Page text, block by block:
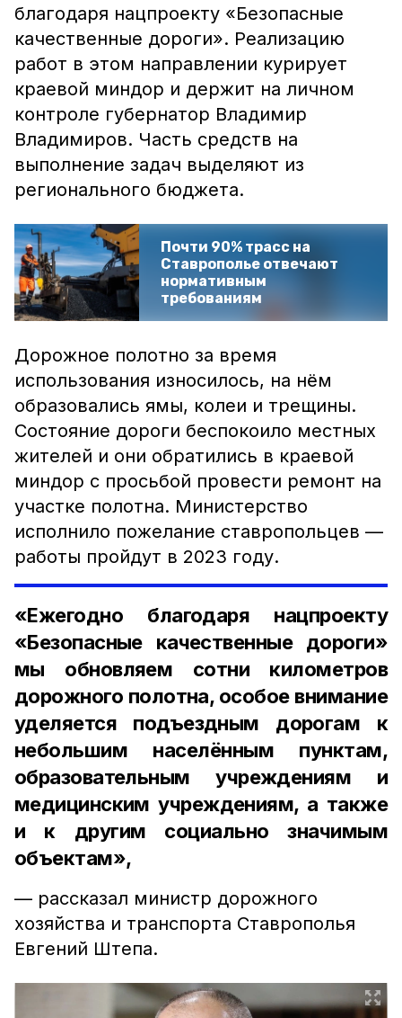
благодаря нацпроекту «Безопасные
качественные дороги». Реализацию
работ в этом направлении курирует
краевой миндор и держит на личном
контроле губернатор Владимир
Владимиров. Часть средств на
выполнение задач выделяют из
регионального бюджета.
Почти 90% трасс на
Ставрополье отвечают
нормативным
требованиям
Дорожное полотно за время
использования износилось, на нём
образовались ямы, колеи и трещины.
Состояние дороги беспокоило местных
жителей и они обратились в краевой
миндор с просьбой провести ремонт на
участке полотна. Министерство
исполнило пожелание ставропольцев —
работы пройдут в 2023 году.
«Ежегодно благодаря нацпроекту
«Безопасные качественные дороги»
мы обновляем сотни километров
дорожного полотна, особое внимание
уделяется подъездным дорогам к
небольшим населённым пунктам,
образовательным учреждениям и
медицинским учреждениям, а также
и к другим социально значимым
объектам»,
— рассказал министр дорожного
хозяйства и транспорта Ставрополья
Евгений Штепа.